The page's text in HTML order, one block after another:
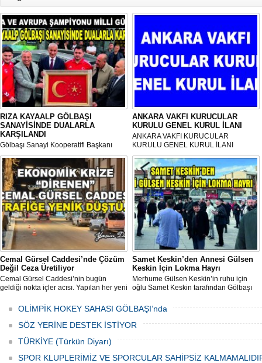
RIZA KAYAALP GÖLBAŞI
SANAYİSİNDE DUALARLA
KARŞILANDI
Gölbaşı Sanayi Kooperatifi Başkanı
Mehmet Aktay öncülüğünde, sanayi
esnafı adına düzenlenen anlamlı anma
programı Sanayi Camii’nde yoğun
katılımla gerçekleştirildi.
ANKARA VAKFI KURUCULAR
KURULU GENEL KURUL İLANI
ANKARA VAKFI KURUCULAR
KURULU GENEL KURUL İLANI
Cemal Gürsel Caddesi’nde Çözüm
Değil Ceza Üretiliyor
Cemal Gürsel Caddesi’nin bugün
geldiği nokta içler acısı. Yapılan her yeni
adeta başka bir noktaya taşıyor
Samet Keskin’den Annesi Gülsen
Keskin İçin Lokma Hayrı
Merhume Gülsen Keskin’in ruhu için
oğlu Samet Keskin tarafından Gölbaşı
önünde lokma ikramı gerçekleştirildi.
Düzenlenen hayra çok sayıda siyasi
temsilci, sivil toplum kuruluşu üyeleri ve
OLİMPİK HOKEY SAHASI GÖLBAŞI’nda
SÖZ YERİNE DESTEK İSTİYOR
TÜRKİYE (Türkün Diyarı)
SPOR KLUPLERİMİZ VE SPORCULAR SAHİPSİZ